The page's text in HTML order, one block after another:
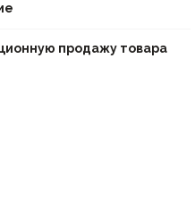
продажу товара